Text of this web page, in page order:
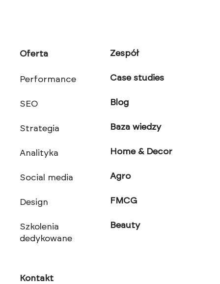
Oferta
Performance
SEO
Strategia
Analityka
Social media
Design
Szkolenia
dedykowane
Kontakt
Zespół
Case studies
Blog
Baza wiedzy
Home & Decor
Agro
FMCG
Beauty